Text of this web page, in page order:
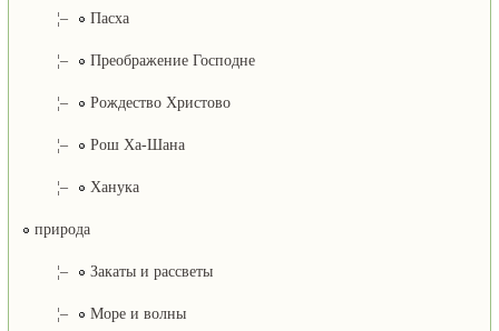
¦– Пасха
¦– Преображение Господне
¦– Рождество Христово
¦– Рош Ха-Шана
¦– Ханука
природа
¦– Закаты и рассветы
¦– Море и волны